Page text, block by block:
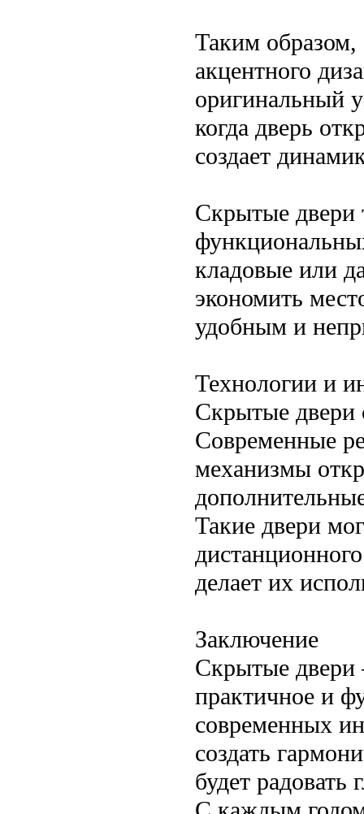
Таким образом,
акцентного
оригинальный
когда дверь
создает
Скрытые двери
кладовые или
экономить
удобным и
Технологии и
Скрытые двери
Современные
механизмы
Такие двери
делает их
Заключение
Скрытые двери
практичное и
современных
создать
будет радовать